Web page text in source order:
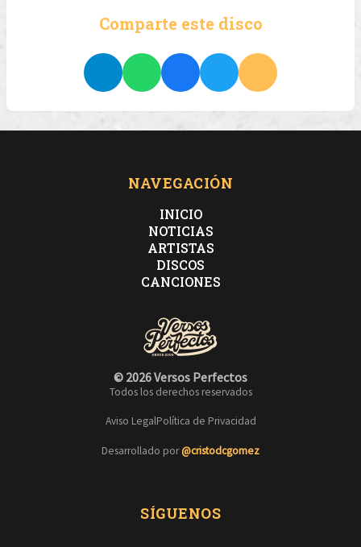
Comparte este disco
NAVEGACIÓN
INICIO
NOTICIAS
ARTISTAS
DISCOS
CANCIONES
© 2026 Versos Perfectos
Todos los derechos reservados
Aviso LegalPolítica de Privacidad
Desarrollado por@cristodcgomez
SÍGUENOS